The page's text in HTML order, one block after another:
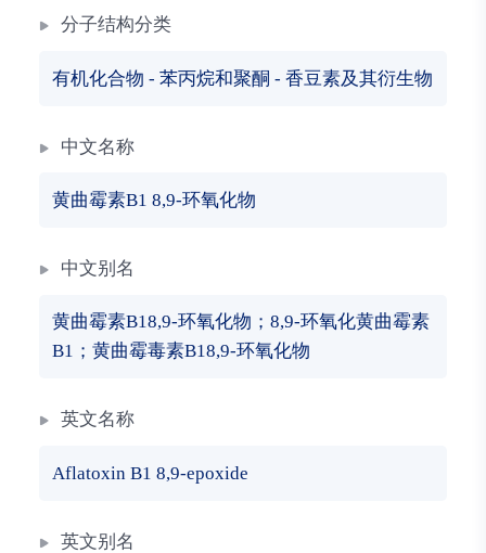
分子结构分类
有机化合物 - 苯丙烷和聚酮 - 香豆素及其衍生物
中文名称
黄曲霉素B1 8,9-环氧化物
中文别名
黄曲霉素B18,9-环氧化物；8,9-环氧化黄曲霉素
B1；黄曲霉毒素B18,9-环氧化物
英文名称
Aflatoxin B1 8,9-epoxide
英文别名